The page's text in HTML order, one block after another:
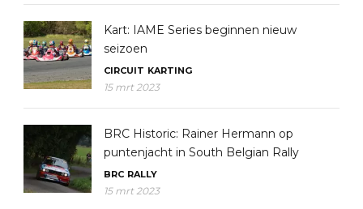
Kart: IAME Series beginnen nieuw
seizoen
CIRCUIT KARTING
15 mrt 2023
BRC Historic: Rainer Hermann op
puntenjacht in South Belgian Rally
BRC RALLY
15 mrt 2023